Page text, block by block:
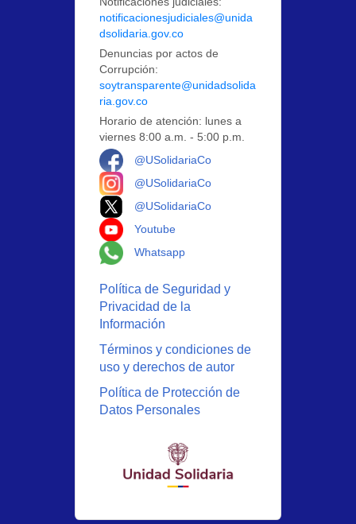
notificacionesjudiciales@unida
dsolidaria.gov.co
Denuncias por actos de
Corrupción:
soytransparente@unidadsolida
ria.gov.co
Horario de atención: lunes a
viernes 8:00 a.m. - 5:00 p.m.
@USolidariaCo
@USolidariaCo
@USolidariaCo
Youtube
Whatsapp
Política de Seguridad y
Privacidad de la
Información
Términos y condiciones de
uso y derechos de autor
Política de Protección de
Datos Personales